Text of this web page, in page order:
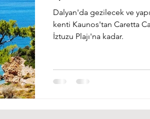
Dalyan'da gezilecek ve
kenti Kaunos'tan Caretta
İztuzu Plajı'na kadar.